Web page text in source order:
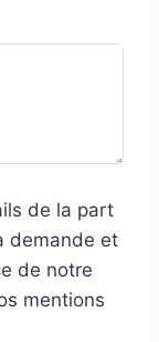
de la part
demande et
de notre
mentions